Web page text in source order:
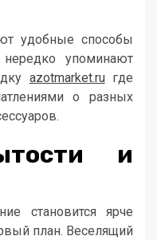
удобные способы
упоминают
azotmarket.ruгде
о разных
и
становится ярче
план. Веселящий